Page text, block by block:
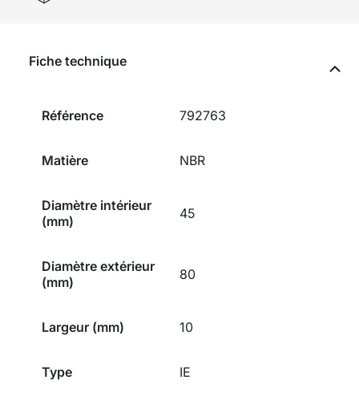
Fiche technique
Référence 792763
Matière NBR
Diamètre intérieur
(mm)
45
Diamètre extérieur
(mm)
80
Largeur (mm) 10
Type IE